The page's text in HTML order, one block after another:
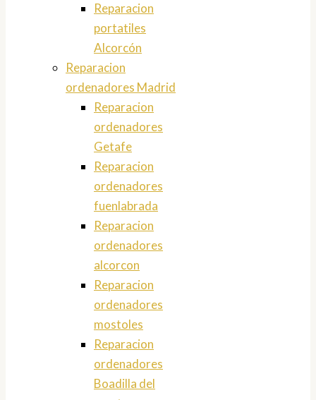
Reparacion
portatiles
Alcorcón
Reparacion
ordenadores Madrid
Reparacion
ordenadores
Getafe
Reparacion
ordenadores
fuenlabrada
Reparacion
ordenadores
alcorcon
Reparacion
ordenadores
mostoles
Reparacion
ordenadores
Boadilla del